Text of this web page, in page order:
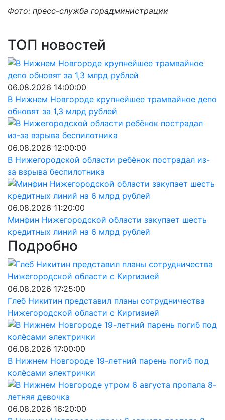
Фото: пресс-служба горадминистрации
ТОП новостей
06.08.2026 14:00:00
В Нижнем Новгороде крупнейшее трамвайное депо
обновят за 1,3 млрд рублей
06.08.2026 12:00:00
В Нижегородской области ребёнок пострадал из-
за взрыва беспилотника
06.08.2026 11:20:00
Минфин Нижегородской области закупает шесть
кредитных линий на 6 млрд рублей
Подробно
06.08.2026 17:25:00
Глеб Никитин представил планы сотрудничества
Нижегородской области с Киргизией
06.08.2026 17:00:00
В Нижнем Новгороде 19-летний парень погиб под
колёсами электрички
06.08.2026 16:20:00